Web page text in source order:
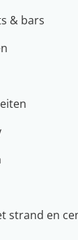
de
strand?
Dit
(letterlijk en
kan
kun je
& bars
strand en